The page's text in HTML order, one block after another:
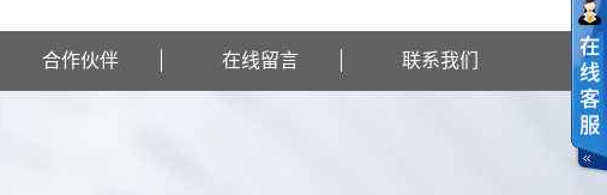
合作伙伴 在线留言 联系我们